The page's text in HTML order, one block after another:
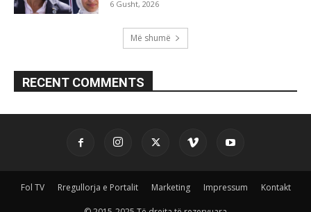
6 Gusht, 2026
Më shumë
RECENT COMMENTS
Fol TV Rregullorja e Portalit Marketing Impressum Kontakt